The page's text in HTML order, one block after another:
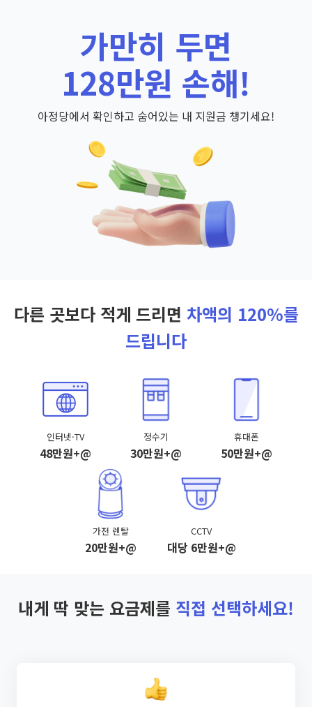
가만히 두면
128만원 손해!
아정당에서 확인하고 숨어있는 내 지원금 챙기세요!
다른 곳보다 적게 드리면 차액의 120%를
드립니다
인터넷·TV
48만원+@
정수기
30만원+@
휴대폰
50만원+@
가전 렌탈
20만원+@
CCTV
대당 6만원+@
내게 딱 맞는 요금제를 직접 선택하세요!